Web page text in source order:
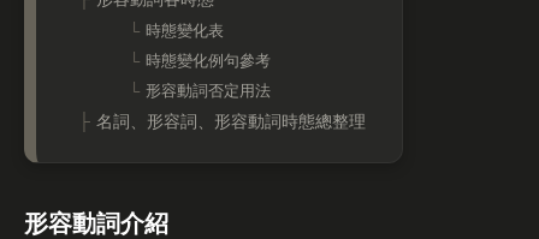
時態變化表
時態變化例句參考
形容動詞否定用法
名詞、形容詞、形容動詞時態總整理
形容動詞介紹